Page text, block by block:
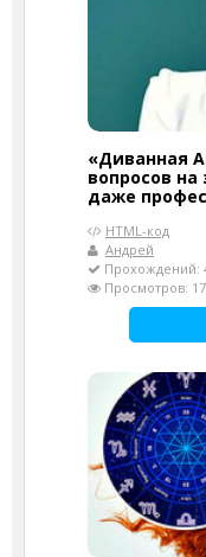
«Диванная
вопросов
даже
HTML-код
Андрей
Прохождений:
Просмотров: